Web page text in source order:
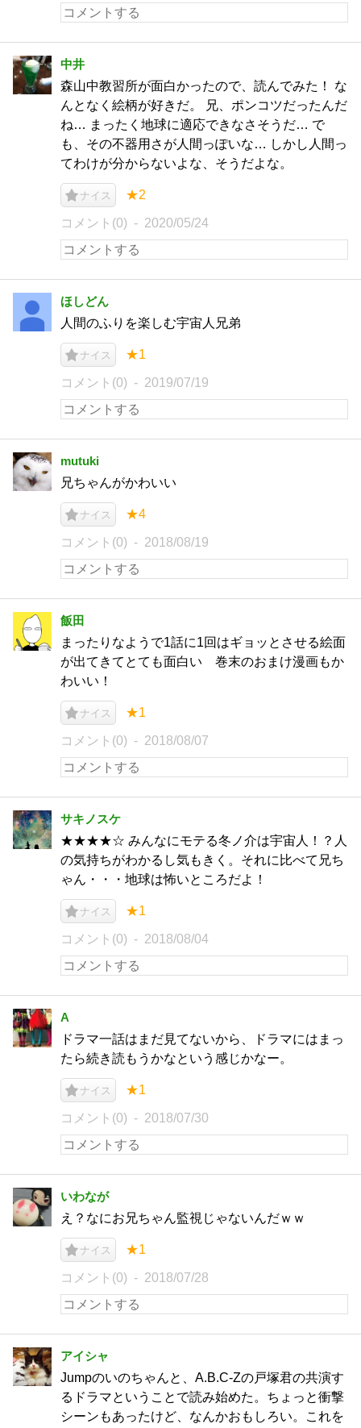
中井
森山中教習所が面白かったので、読んでみた！ な
んとなく絵柄が好きだ。 兄、ポンコツだったんだ
ね… まったく地球に適応できなさそうだ… で
も、その不器用さが人間っぽいな… しかし人間っ
てわけが分からないよな、そうだよな。
ナイス ★2
コメント(0) 2020/05/24
ほしどん
人間のふりを楽しむ宇宙人兄弟
ナイス ★1
コメント(0) 2019/07/19
mutuki
兄ちゃんがかわいい
ナイス ★4
コメント(0) 2018/08/19
飯田
まったりなようで1話に1回はギョッとさせる絵面
が出てきてとても面白い 巻末のおまけ漫画もか
わいい！
ナイス ★1
コメント(0) 2018/08/07
サキノスケ
★★★★☆ みんなにモテる冬ノ介は宇宙人！？人
の気持ちがわかるし気もきく。それに比べて兄ち
ゃん・・・地球は怖いところだよ！
ナイス ★1
コメント(0) 2018/08/04
A
ドラマ一話はまだ見てないから、ドラマにはまっ
たら続き読もうかなという感じかなー。
ナイス ★1
コメント(0) 2018/07/30
いわなが
え？なにお兄ちゃん監視じゃないんだｗｗ
ナイス ★1
コメント(0) 2018/07/28
アイシャ
Jumpのいのちゃんと、A.B.C-Zの戸塚君の共演す
るドラマということで読み始めた。ちょっと衝撃
シーンもあったけど、なんかおもしろい。これを